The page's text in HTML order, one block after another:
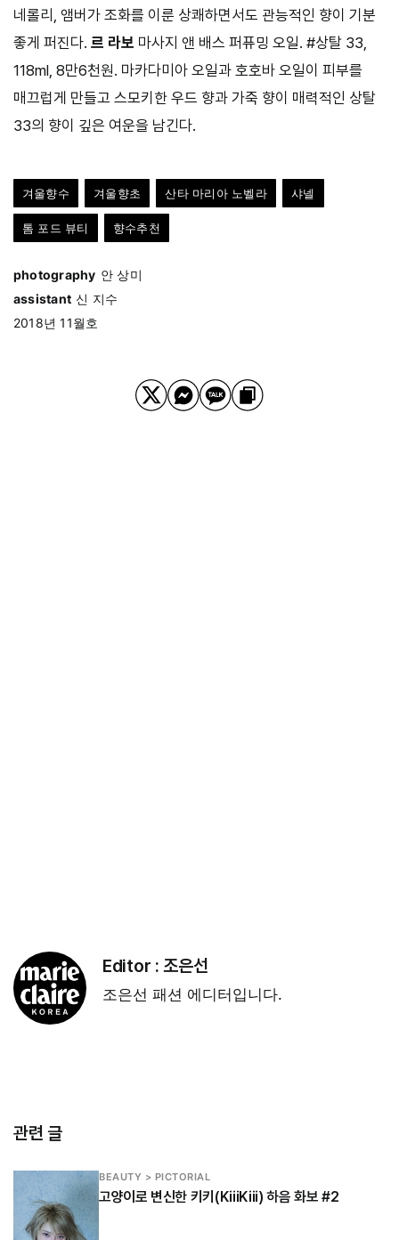
네롤리, 앰버가 조화를 이룬 상쾌하면서도 관능적인 향이 기분
좋게 퍼진다. 르 라보 마사지 앤 배스 퍼퓨밍 오일. #상탈 33,
118ml, 8만6천원. 마카다미아 오일과 호호바 오일이 피부를
매끄럽게 만들고 스모키한 우드 향과 가죽 향이 매력적인 상탈
33의 향이 깊은 여운을 남긴다.
겨울향수 겨울향초 산타 마리아 노벨라 샤넬
톰 포드 뷰티 향수추천
photography 안 상미
assistant 신 지수
2018년 11월호
Editor :조은선
조은선 패션 에디터입니다.
관련 글
BEAUTY > PICTORIAL
고양이로 변신한 키키(KiiiKiii) 하음 화보 #2